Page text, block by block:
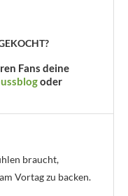
Fans deine
oder
braucht,
Vortag zu backen.